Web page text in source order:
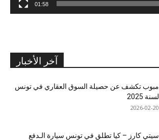
01:58
آخر الأخبار
مبوب تكشف عن حصيلة السوق العقاري في تونس
لسنة 2025
2026-02-20
سيتي كارز – كيا تطلق في تونس سيارة الـدفع